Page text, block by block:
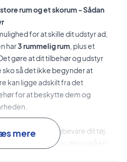
rum og et skorum - Sådan
for at skille dit udstyr ad,
har3 rummelig rum , plus et
Det gøre at dit tilbehør og udstyr
så det ikke begynder at
kan ligge adskilt fra det
for at beskytte dem og
hvor du kan opbevare dit tøj,
i hovedrummet er der også en
mere